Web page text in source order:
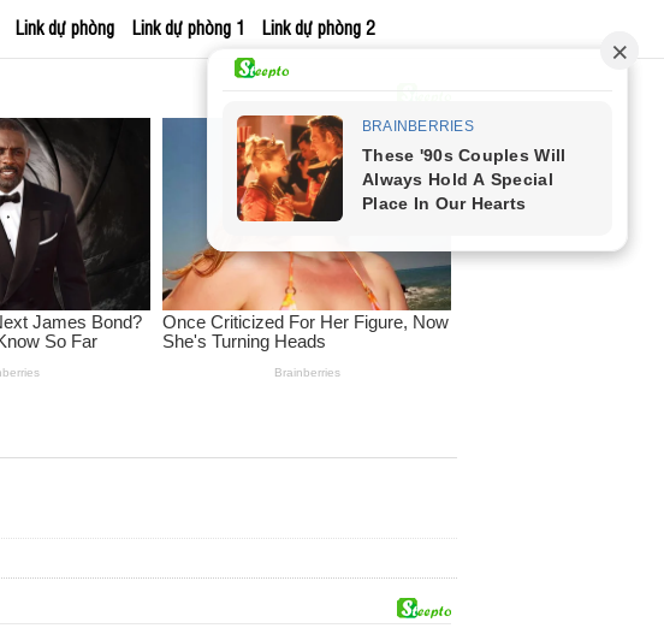
Link dự phòng Link dự phòng 1 Link dự phòng 2